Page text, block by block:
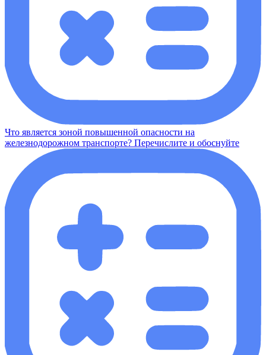
Что является зоной повышенной опасности на
железнодорожном транспорте? Перечислите и обоснуйте